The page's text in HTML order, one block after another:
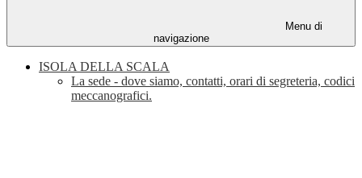
Menu di
navigazione
ISOLA DELLA SCALA
La sede - dove siamo, contatti, orari di segreteria, codici
meccanografici.